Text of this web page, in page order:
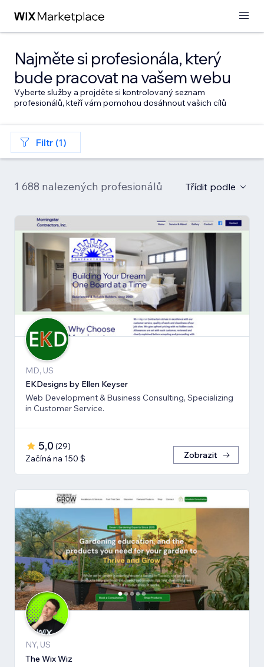
Najměte si profesionála, který
bude pracovat na vašem webu
Vyberte služby a projděte si kontrolovaný seznam
profesionálů, kteří vám pomohou dosáhnout vašich cílů
Filtr (1)
1 688 nalezených profesionálů Třídit podle
MD, US
EKDesigns by Ellen Keyser
Web Development & Business Consulting, Specializing
in Customer Service.
5,0 (29)
Začíná na 150 $
Zobrazit
NY, US
The Wix Wiz